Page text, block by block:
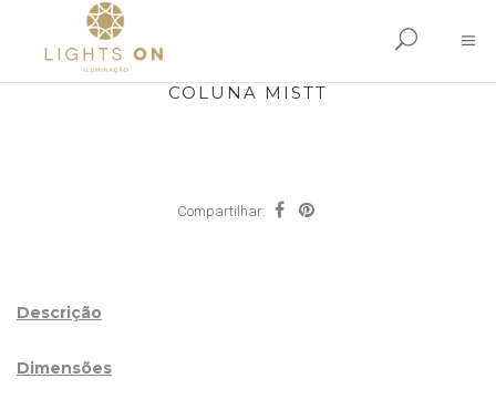
COLUNA MISTT
Compartilhar:
Descrição
Dimensões